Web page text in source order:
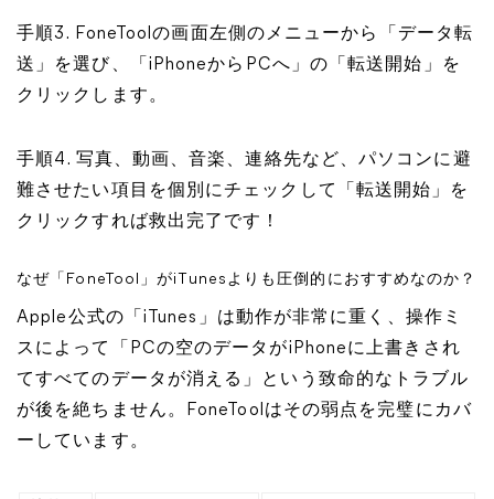
手順3. FoneToolの画面左側のメニューから「データ転
送」を選び、「iPhoneからPCへ」の「転送開始」を
クリックします。
手順4. 写真、動画、音楽、連絡先など、パソコンに避
難させたい項目を個別にチェックして「転送開始」を
クリックすれば救出完了です！
なぜ「FoneTool」がiTunesよりも圧倒的におすすめなのか？
Apple公式の「iTunes」は動作が非常に重く、操作ミ
スによって「PCの空のデータがiPhoneに上書きされ
てすべてのデータが消える」という致命的なトラブル
が後を絶ちません。FoneToolはその弱点を完璧にカバ
ーしています。